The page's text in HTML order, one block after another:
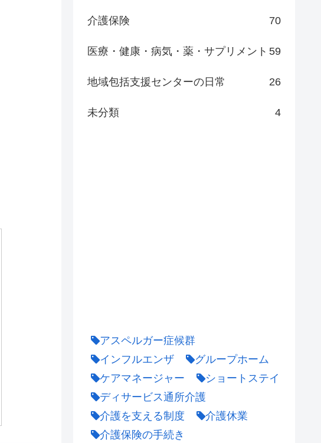
介護保険 70
医療・健康・病気・薬・サプリメント 59
地域包括支援センターの日常 26
未分類 4
アスペルガー症候群
インフルエンザ
グループホーム
ケアマネージャー
ショートステイ
ディサービス通所介護
介護を支える制度
介護休業
介護保険の手続き